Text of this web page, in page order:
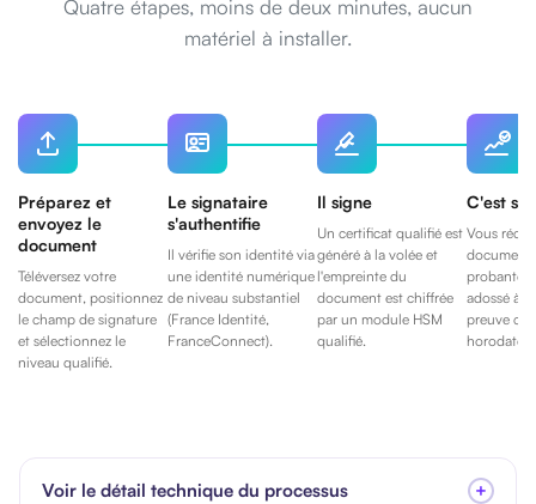
Quatre étapes, moins de deux minutes, aucun
matériel à installer.
Préparez et
envoyez le
document
Téléversez votre
document, positionnez
le champ de signature
et sélectionnez le
niveau qualifié.
Le signataire
s'authentifie
Il vérifie son identité via
une identité numérique
de niveau substantiel
(France Identité,
FranceConnect).
Il signe
Un certificat qualifié est
généré à la volée et
l'empreinte du
document est chiffrée
par un module HSM
qualifié.
C'est
Vous
document
probante
adossé à
preuve
horodaté.
Voir le détail technique du processus +